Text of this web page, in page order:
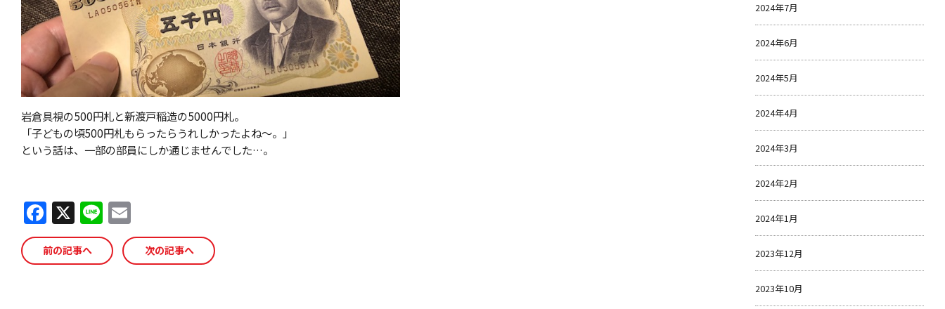
岩倉具視の500円札と新渡戸稲造の5000円札。
「子どもの頃500円札もらったらうれしかったよね～。」
という話は、一部の部員にしか通じませんでした…。
F
a
c
X Li
n
e
m
ai
前の記事へ 次の記事へ
2024年7月
2024年6月
2024年5月
2024年4月
2024年3月
2024年2月
2024年1月
2023年12月
2023年10月